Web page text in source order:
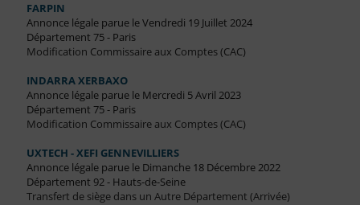
FARPIN
Annonce légale parue le Vendredi 19 Juillet 2024
Département 75 - Paris
Modification Commissaire aux Comptes (CAC)
INDARRA XERBAXO
Annonce légale parue le Mercredi 5 Avril 2023
Département 75 - Paris
Modification Commissaire aux Comptes (CAC)
UXTECH - XEFI GENNEVILLIERS
Annonce légale parue le Dimanche 18 Décembre 2022
Département 92 - Hauts-de-Seine
Transfert de siège dans un Autre Département (Arrivée)